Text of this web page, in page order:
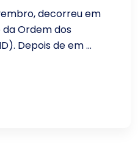
decorreu em
da Ordem dos
Depois de em ...